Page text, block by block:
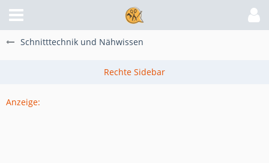
Schnitttechnik und Nähwissen
Anzeige: